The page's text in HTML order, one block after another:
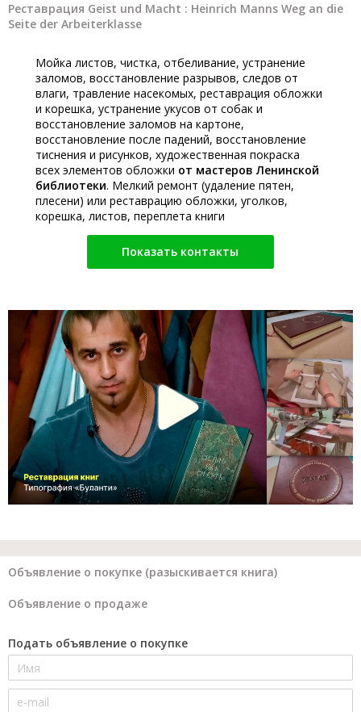
Реставрация Geist und Macht : Heinrich Manns Weg an die
Seite der Arbeiterklasse
Мойка листов, чистка, отбеливание, устранение
заломов, восстановление разрывов, следов от
влаги, травление насекомых, реставрация обложки
и корешка, устранение укусов от собак и
восстановление заломов на картоне,
восстановление после падений, восстановление
тиснения и рисунков, художественная покраска
всех элементов обложки от мастеров Ленинской
библиотеки. Мелкий ремонт (удаление пятен,
плесени) или реставрацию обложки, уголков,
корешка, листов, переплета книги
Показать контакты
Объявление о покупке (разыскивается книга)
Объявление о продаже
Подать объявление о покупке